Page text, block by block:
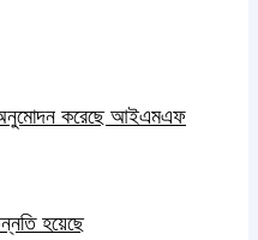
অনুমোদন করেছে আইএমএফ
হয়েছে